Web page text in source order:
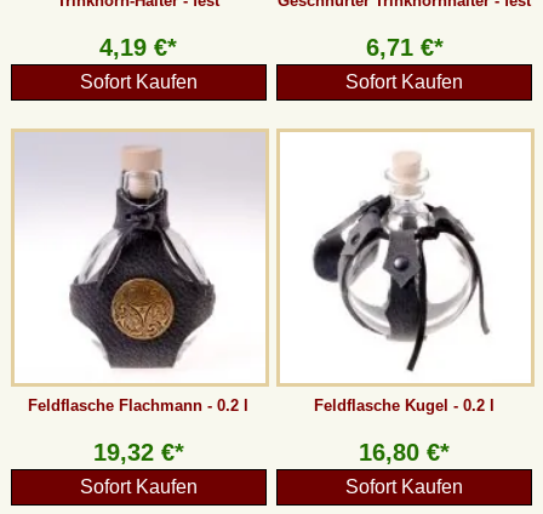
4,19 €*
Sofort Kaufen
6,71 €*
Sofort Kaufen
Feldflasche Flachmann - 0.2 l
19,32 €*
Sofort Kaufen
Feldflasche Kugel - 0.2 l
16,80 €*
Sofort Kaufen